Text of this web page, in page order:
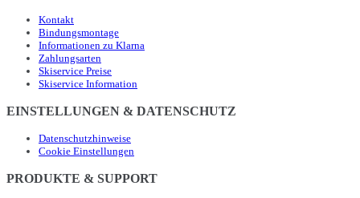
Kontakt
Bindungsmontage
Informationen zu Klarna
Zahlungsarten
Skiservice Preise
Skiservice Information
EINSTELLUNGEN & DATENSCHUTZ
Datenschutzhinweise
Cookie Einstellungen
PRODUKTE & SUPPORT